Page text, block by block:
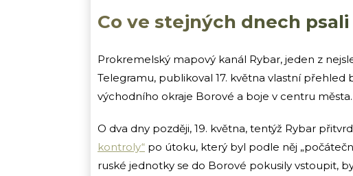
Co ve stejných dnech
Prokremelský mapový kanál Rybar, jeden z
Telegramu, publikoval 17. května vlastní
východního okraje Borové a boje v centru
O dva dny později, 19. května, tentýž Rybar
kontroly“ po útoku, který byl podle něj
ruské jednotky se do Borové pokusily vstoupit,